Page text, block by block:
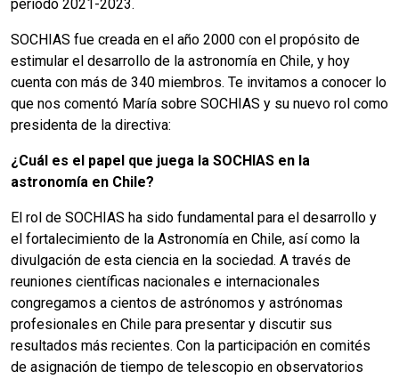
periodo 2021-2023.
SOCHIAS fue creada en el año 2000 con el propósito de
estimular el desarrollo de la astronomía en Chile, y hoy
cuenta con más de 340 miembros. Te invitamos a conocer lo
que nos comentó María sobre SOCHIAS y su nuevo rol como
presidenta de la directiva:
¿Cuál es el papel que juega la SOCHIAS en la
astronomía en Chile?
El rol de SOCHIAS ha sido fundamental para el desarrollo y
el fortalecimiento de la Astronomía en Chile, así como la
divulgación de esta ciencia en la sociedad. A través de
reuniones científicas nacionales e internacionales
congregamos a cientos de astrónomos y astrónomas
profesionales en Chile para presentar y discutir sus
resultados más recientes. Con la participación en comités
de asignación de tiempo de telescopio en observatorios